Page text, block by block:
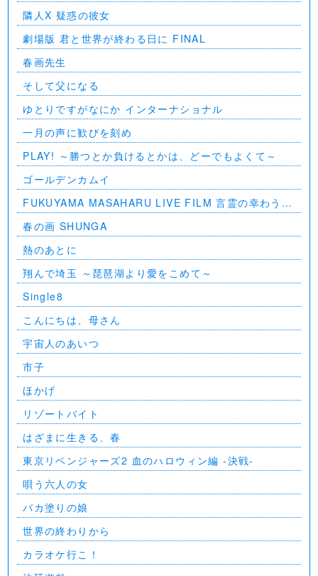
隣人X 疑惑の彼女
劇場版 君と世界が終わる日に FINAL
春画先生
そして父になる
ゆとりですがなにか インターナショナル
一月の声に歓びを刻め
PLAY! ～勝つとか負けるとかは、どーでもよくて～
ゴールデンカムイ
FUKUYAMA MASAHARU LIVE FILM 言霊の幸わう夏
@NIPPON BUDOKAN 2023
春の画 SHUNGA
熱のあとに
翔んで埼玉 ～琵琶湖より愛をこめて～
Single8
こんにちは、母さん
宇宙人のあいつ
市子
ほかげ
リゾートバイト
はざまに生きる、春
東京リベンジャーズ2 血のハロウィン編 -決戦-
唄う六人の女
バカ塗りの娘
世界の終わりから
カラオケ行こ！